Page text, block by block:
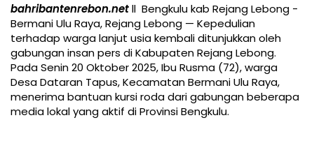
bahribantenrebon.netll Bengkulu kab Rejang Lebong -
Bermani Ulu Raya, Rejang Lebong — Kepedulian
terhadap warga lanjut usia kembali ditunjukkan oleh
gabungan insan pers di Kabupaten Rejang Lebong.
Pada Senin 20 Oktober 2025, Ibu Rusma (72), warga
Desa Dataran Tapus, Kecamatan Bermani Ulu Raya,
menerima bantuan kursi roda dari gabungan beberapa
media lokal yang aktif di Provinsi Bengkulu.